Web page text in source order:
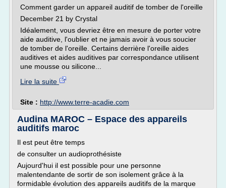
Comment garder un appareil auditif de tomber de l'oreille
December 21 by Crystal
Idéalement, vous devriez être en mesure de porter votre
aide auditive, l'oublier et ne jamais avoir à vous soucier
de tomber de l'oreille. Certains derrière l'oreille aides
auditives et aides auditives par correspondance utilisent
une mousse ou silicone...
Lire la suite
Site : http://www.terre-acadie.com
Audina MAROC – Espace des appareils
auditifs maroc
Il est peut être temps
de consulter un audioprothésiste
Aujourd'hui il est possible pour une personne
malentendante de sortir de son isolement grâce à la
formidable évolution des appareils auditifs de la marque